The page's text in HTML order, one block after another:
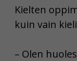
Kielten
kuin vain
– Olen